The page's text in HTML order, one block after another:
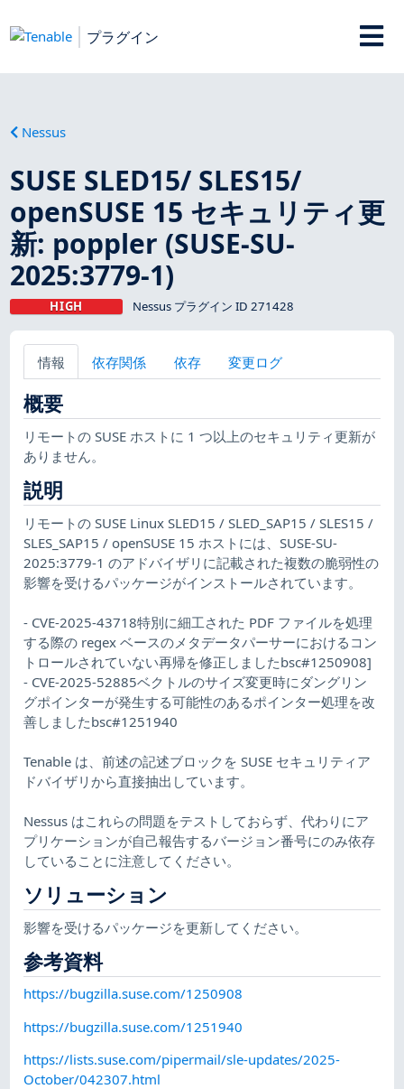
プラグイン
Nessus
SUSE SLED15/ SLES15/
openSUSE 15 セキュリティ更
新: poppler (SUSE-SU-
2025:3779-1)
HIGH Nessus プラグイン ID 271428
情報 依存関係 依存 変更ログ
概要
リモートの SUSE ホストに 1 つ以上のセキュリティ更新が
ありません。
説明
リモートの SUSE Linux SLED15 / SLED_SAP15 / SLES15 /
SLES_SAP15 / openSUSE 15 ホストには、SUSE-SU-
2025:3779-1 のアドバイザリに記載された複数の脆弱性の
影響を受けるパッケージがインストールされています。
- CVE-2025-43718特別に細工された PDF ファイルを処理
する際の regex ベースのメタデータパーサーにおけるコン
トロールされていない再帰を修正しましたbsc#1250908]
- CVE-2025-52885ベクトルのサイズ変更時にダングリン
グポインターが発生する可能性のあるポインター処理を改
善しましたbsc#1251940
Tenable は、前述の記述ブロックを SUSE セキュリティア
ドバイザリから直接抽出しています。
Nessus はこれらの問題をテストしておらず、代わりにア
プリケーションが自己報告するバージョン番号にのみ依存
していることに注意してください。
ソリューション
影響を受けるパッケージを更新してください。
参考資料
https://bugzilla.suse.com/1250908
https://bugzilla.suse.com/1251940
https://lists.suse.com/pipermail/sle-updates/2025-
October/042307.html